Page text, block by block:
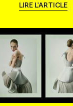
LIRE L'ARTICLE